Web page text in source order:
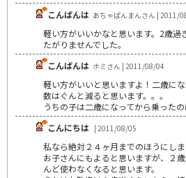
こんばんは あちゃぱんまんさん | 2011/
軽い方がいいかなと思います。2歳過
たがりませんでした。
こんばんは ホミさん | 2011/08/04
軽い方がいいと思いますよ！二歳に
数はぐんと減ると思います。。。
うちの子は二歳になってから乗ったの
こんにちは | 2011/08/05
私なら絶対２４ヶ月までのほうにしま
お子さんにもよると思いますが、２
んど使わなくなると思います。